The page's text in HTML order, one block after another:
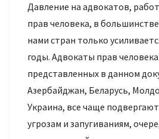
Давление на адвокатов,
прав человека, в
нами стран только
годы. Адвокаты прав
представленных в данном
Азербайджан, Беларусь,
Украина, все чаще
угрозам и запугиваниям,